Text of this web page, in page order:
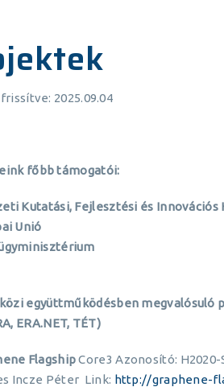
2025.09.04
főbb támogatói:
Kutatási, Fejlesztési és Innovációs
Unió
együttműködésben megvalósuló
ERA.NET, TÉT)
FlagshipCore3 Azonosító: H2020-
Incze Péter Link: http://graphene-